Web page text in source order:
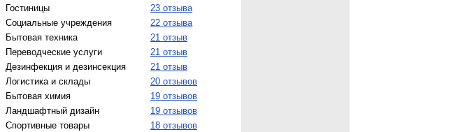
Гостиницы
23 отзыва
Социальные учреждения
22 отзыва
Бытовая техника
21 отзыв
Переводческие услуги
21 отзыв
Дезинфекция и дезинсекция
21 отзыв
Логистика и склады
20 отзывов
Бытовая химия
19 отзывов
Ландшафтный дизайн
19 отзывов
Спортивные товары
18 отзывов